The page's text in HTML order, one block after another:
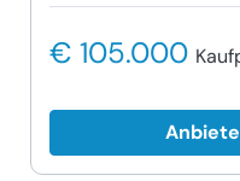
€ 105.000